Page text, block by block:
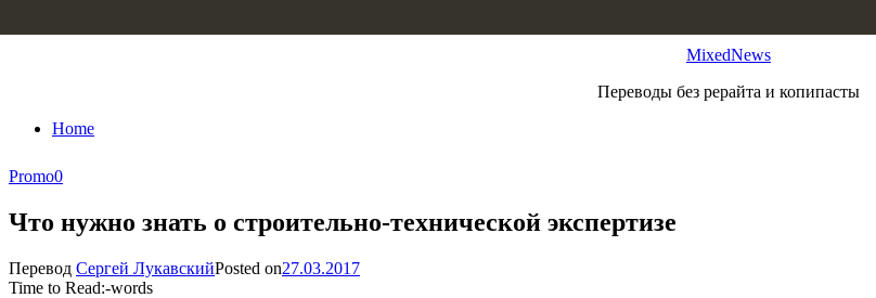
MixedNews
Переводы без рерайта и копипасты
Home
Promo0
Что нужно знать о строительно-технической экспертизе
Перевод Сергей ЛукавскийPosted on27.03.2017
Time to Read:-words